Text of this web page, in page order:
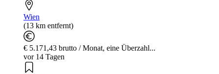
Wien
(13 km entfernt)
€ 5.171,43 brutto / Monat, eine Überzahl...
vor 14 Tagen